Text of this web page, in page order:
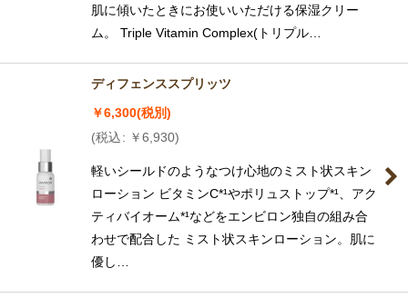
肌に傾いたときにお使いいただける保湿クリー
ム。 Triple Vitamin Complex(トリプル…
ディフェンススプリッツ
￥6,300(税別)
(税込: ￥6,930)
軽いシールドのようなつけ心地のミスト状スキン
ローション ビタミンC*¹やポリュストップ*¹、アク
ティバイオーム*¹などをエンビロン独自の組み合
わせで配合した ミスト状スキンローション。肌に
優し…